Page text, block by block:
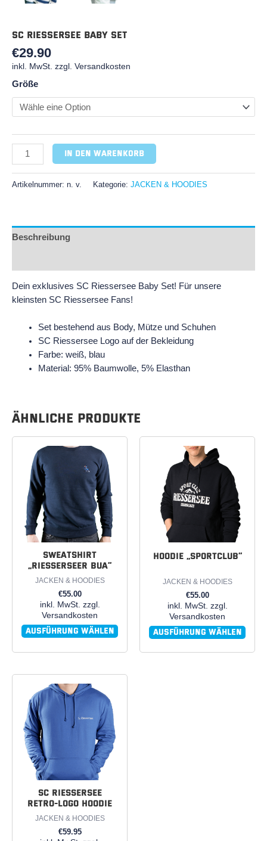
SC Riessersee Baby Set
€29.90
inkl. MwSt. zzgl. Versandkosten
Größe
In den Warenkorb
Artikelnummer: n. v. Kategorie: JACKEN & HOODIES
Beschreibung
Dein exklusives SC Riessersee Baby Set! Für unsere
kleinsten SC Riessersee Fans!
Set bestehend aus Body, Mütze und Schuhen
SC Riessersee Logo auf der Bekleidung
Farbe: weiß, blau
Material: 95% Baumwolle, 5% Elasthan
Ähnliche Produkte
Sweatshirt
„Riesserseer Bua“
JACKEN & HOODIES
€55.00
inkl. MwSt. zzgl.
Versandkosten
Ausführung wählen
weist
mehrere
Varianten
auf.
Die
Optionen
können
auf
der
Produktseite
gewählt
werden
Hoodie „Sportclub“
JACKEN & HOODIES
€55.00
inkl. MwSt. zzgl.
Versandkosten
Ausführung wählen
Produkt
weist
mehrere
Varianten
Optionen
können
der
Produktseite
gewählt
werden
SC Riessersee
Retro-Logo Hoodie
JACKEN & HOODIES
€59.95
Produkt
weist
mehrere
Varianten
Optionen
können
auf
der
Produktseite